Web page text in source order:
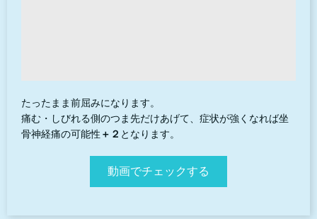
たったまま前屈みになります。
痛む・しびれる側のつま先だけあげて、症状が強くなれば坐
骨神経痛の可能性 ＋２ となります。
動画でチェックする